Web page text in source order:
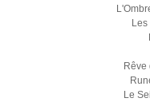
Les
Rêve
Le